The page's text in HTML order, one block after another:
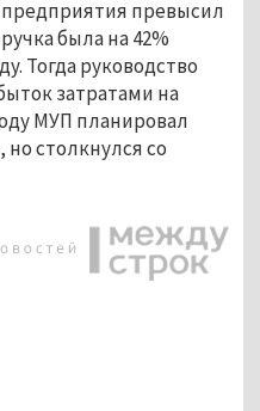
предприятия превысил
была на 42%
Тогда руководство
затратами на
МУП планировал
столкнулся со